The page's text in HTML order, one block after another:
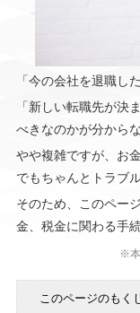
「今の会社を退職し
「新しい転職先が決
べきなのかが分からな
やや複雑ですが、お
でもちゃんとトラブ
そのため、このペー
金、税金に関わる手
※本
このページのもく